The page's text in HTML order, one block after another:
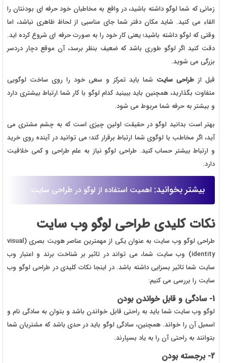
زمانی که شما لوگو داشته باشید، در واقع به مخاطبان خود حرفه ای بودنتان را
القاء می کنید. شاید مکان دفتر شما جای مناسبی از لحاظ ظاهری نباشد، اما
وقتی که لوگو داشته باشید؛ یعنی کار خود را به صورت حرفه ای شروع کرده اید.
دقت کنید اگر لوگو طوری باشد که ضعیف بنظر برسد، آن موقع دچار دردسر
بزرگی می شوید.
قبل ازطراحی سایت شما باید تمرکز و سعی خود را روی ساخت لوگویی
متفاوت بگذارید، همچنین باید ببینید کدام لوگو با کار شما ارتباط بیشتری دارد
و بیشتر به حرفه شما مربوط می شود.
بهتر است بدانید لوگو در حقیقت اولین چیزی است که به چشم مشتری می
آید، اگر مخاطب با لوگوی شما ارتباط برقرار کند؛ می توانید در آینده روی خرید
و ارتباط بیشتر حساب کنید. طراحی لوگو نیاز به علم طراحی و کمی خلاقیت
دارد.
بیشتر بخوانید: اهمیت استفاده از لوگو در طراحی سایت
نکات کلیدی طراحی لوگو وب سایت
طراحی لوگو وب سایت به عنوان یکی از مهمترین عناصر هویت بصری (visual
identity) وب سایت شما، می ‌تواند در تاثیر بر شناخت برند و اعتبار وب
سایت شما تاثیر بسزایی داشته باشد. در اینجا نکات کلیدی در طراحی لوگو وب
سایت را بررسی می کنیم:
1- سادگی و قابل خواندن بودن
لوگو وب سایت شما باید به راحتی قابل خواندن باشد و بتوان به سادگی نام و
اسمبل آن را خواند. همچنین، سادگی لوگو باید در حدی باشد که مشتریان شما
بتوانند به راحتی آن را به یاد بسپارند.
2- برجسته بودن